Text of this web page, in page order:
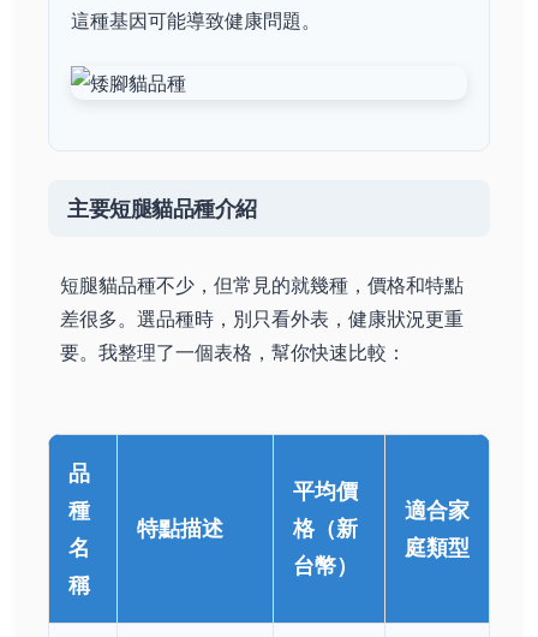
這種基因可能導致健康問題。
主要短腿貓品種介紹
短腿貓品種不少，但常見的就幾種，價格和特點
差很多。選品種時，別只看外表，健康狀況更重
要。我整理了一個表格，幫你快速比較：
品
種
名
稱
特點描述
平均價
格（新
台幣）
適合家
庭類型